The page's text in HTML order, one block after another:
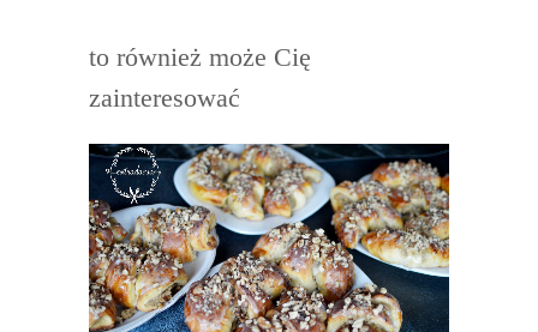
to również może Cię
zainteresować